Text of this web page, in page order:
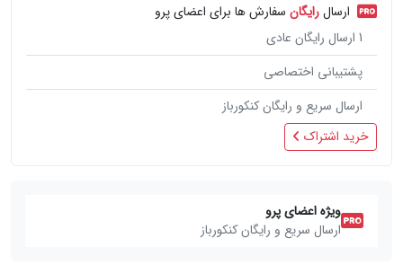
ارسالرایگان سفارش ها برای اعضای پرو
1 ارسال رایگان عادی
پشتیبانی اختصاصی
ارسال سریع و رایگان کنکورباز
خرید اشتراک
ویژه اعضای پرو
ارسال سریع و رایگان کنکورباز